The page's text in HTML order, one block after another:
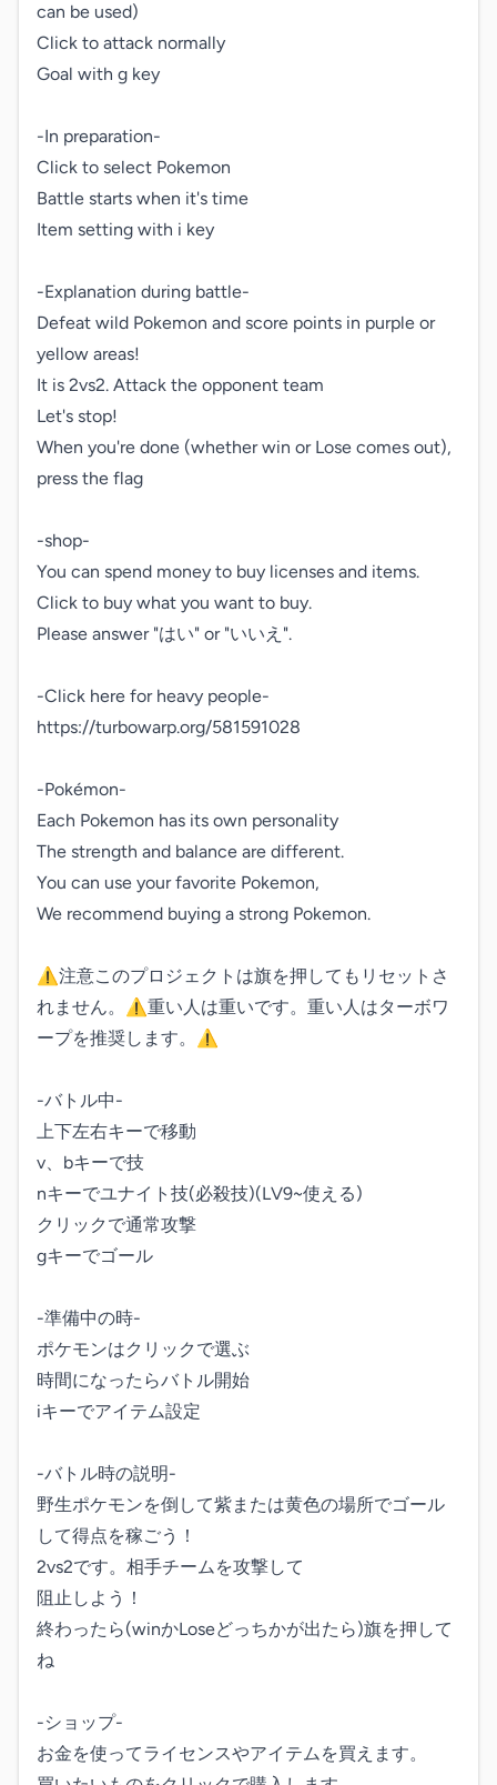
can be used)
Click to attack normally
Goal with g key
-In preparation-
Click to select Pokemon
Battle starts when it's time
Item setting with i key
-Explanation during battle-
Defeat wild Pokemon and score points in purple or
yellow areas!
It is 2vs2. Attack the opponent team
Let's stop!
When you're done (whether win or Lose comes out),
press the flag
-shop-
You can spend money to buy licenses and items.
Click to buy what you want to buy.
Please answer "はい" or "いいえ".
-Click here for heavy people-
https://turbowarp.org/581591028
-Pokémon-
Each Pokemon has its own personality
The strength and balance are different.
You can use your favorite Pokemon,
We recommend buying a strong Pokemon.
⚠︎注意このプロジェクトは旗を押してもリセットさ
れません。⚠︎重い人は重いです。重い人はターボワ
ープを推奨します。⚠︎
-バトル中-
上下左右キーで移動
v、bキーで技
nキーでユナイト技(必殺技)(LV9~使える)
クリックで通常攻撃
gキーでゴール
-準備中の時-
ポケモンはクリックで選ぶ
時間になったらバトル開始
iキーでアイテム設定
-バトル時の説明-
野生ポケモンを倒して紫または黄色の場所でゴール
して得点を稼ごう！
2vs2です。相手チームを攻撃して
阻止しよう！
終わったら(winかLoseどっちかが出たら)旗を押して
ね
-ショップ-
お金を使ってライセンスやアイテムを買えます。